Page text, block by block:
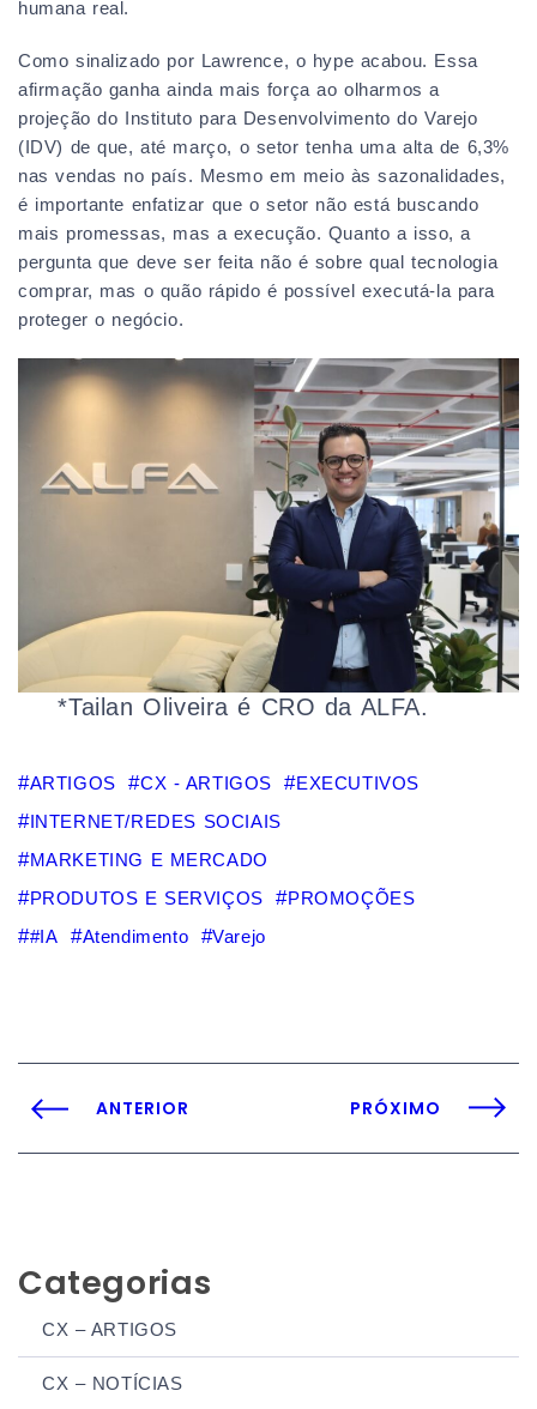
Categorias
CX – ARTIGOS
CX – NOTÍCIAS
humana real.
Como sinalizado por Lawrence, o hype acabou. Essa
afirmação ganha ainda mais força ao olharmos a
projeção do Instituto para Desenvolvimento do Varejo
(IDV) de que, até março, o setor tenha uma alta de 6,3%
nas vendas no país. Mesmo em meio às sazonalidades,
é importante enfatizar que o setor não está buscando
mais promessas, mas a execução. Quanto a isso, a
pergunta que deve ser feita não é sobre qual tecnologia
comprar, mas o quão rápido é possível executá-la para
proteger o negócio.
*Tailan Oliveira é CRO da ALFA.
ARTIGOS CX - ARTIGOS
EXECUTIVOS
INTERNET/REDES SOCIAIS
MARKETING E MERCADO
PRODUTOS E SERVIÇOS
PROMOÇÕES
#IA
Atendimento Varejo
ANTERIOR PRÓXIMO